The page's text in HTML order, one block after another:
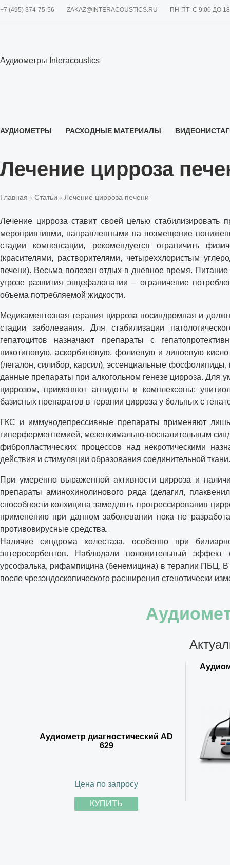
+7 (495) 374-75-56 ZAKAZ@INTERACOUSTICS.RU ПН-ПТ: С 9:00 ДО
Аудиометры Interacoustics
АУДИОМЕТРЫ РАСХОДНЫЕ МАТЕРИАЛЫ
Лечение цирроза
Главная › Статьи › Лечение цирроза печени
Лечение цирроза ставит своей целью стабилизировать
мероприятиями, направленными на возмещение
стадии компенсации, рекомендуется ограничить
(красителями, растворителями, четыреххлористым
печени). Весьма полезен отдых в дневное время.
угрозе развития энцефалопатии – ограничение
объема потребляемой жидкости.
Медикаментозная терапия цирроза посиндромная и
стадии заболевания. Для стабилизации
гепатоцитов назначают препараты с
никотиновую, аскорбиновую, фолиевую и липоевую
(легалон, силибор, карсил), эссенциальные
данные препараты при алкогольном генезе цирроза. Для
циррозом, применяют антидоты и комплексоны:
базисных препаратов в терапии цирроза у больных с
ГКС и иммунодепрессивные препараты применяют
гиперферментемией, мезенхимально-воспалительным
фибропластических процессов над некротическими
действия и стимуляции образования соединительной ткани.
При умеренно выраженной активности цирроза и
препараты аминохинолинового ряда (делагил,
способности колхицина замедлять прогрессирования
применению при данном заболевании пока не
противовирусные средства.
Наличие синдрома холестаза, особенно при
энтеросорбентов. Наблюдали положительный
урсофалька, рифампицина (бенемицина) в терапии ПБЦ. В
после чрезэндоскопического расширения стенотически
Аудиометр диагностический AD
629
Цена по запросу
КУПИТЬ